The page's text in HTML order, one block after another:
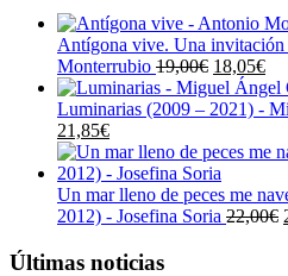
Antígona vive. Una
Monterrubio 19,00€ El
precio
original
19,00€.
18,05€El
Luminarias (2009 – 2021) -
El
precio
original
era:
23,00€.
21,85€El
precio
actual
es:
21,85€.
Un mar lleno de peces me
2012) - Josefina Soria 22,00€
Últimas noticias